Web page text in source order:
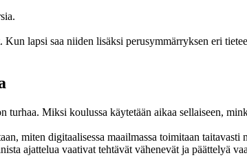
lapsi saa niiden lisäksi perusymmärryksen eri
turhaa. Miksi koulussa käytetään aikaa sellaiseen,
miten digitaalisessa maailmassa toimitaan
ajattelua vaativat tehtävät vähenevät ja päättelyä